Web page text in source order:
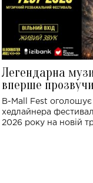
Легендарна
вперше
Україні: де
B-Mall Fest оголошує
хедлайнера
2026 року на новій